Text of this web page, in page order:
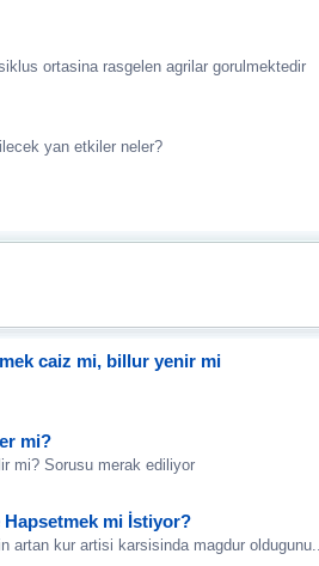
ortasina rasgelen agrilar gorulmektedir
yan etkiler neler?
caiz mi, billur yenir mi
mi?
mi? Sorusu merak ediliyor
mi İstiyor?
kur artisi karsisinda magdur oldugunu...